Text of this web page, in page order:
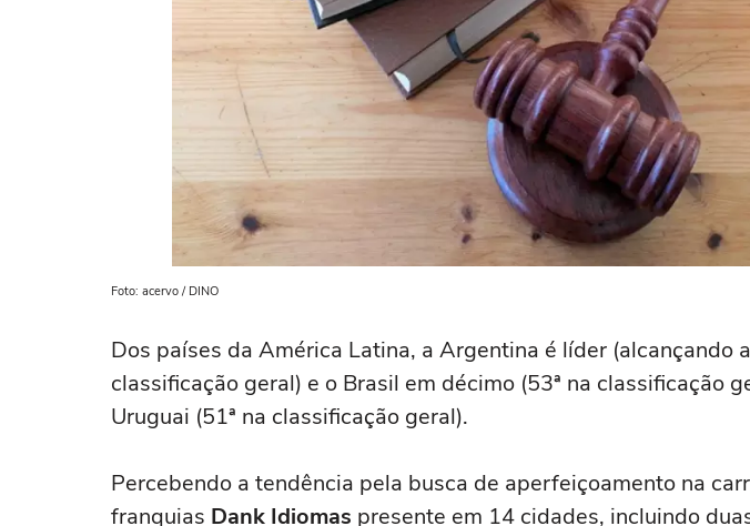
Foto: acervo / DINO
Dos países da América Latina, a Argentina é líder (alcançando
classificação geral) e o Brasil em décimo (53ª na classificação
Uruguai (51ª na classificação geral).
Percebendo a tendência pela busca de aperfeiçoamento na
franquias Dank Idiomas presente em 14 cidades, incluindo